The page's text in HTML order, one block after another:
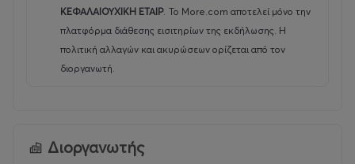
ΚΕΦΑΛΑΙΟΥΧΙΚΗ ΕΤΑΙΡ. Το More.com αποτελεί μόνο την
πλατφόρμα διάθεσης εισιτηρίων της εκδήλωσης. Η
πολιτική αλλαγών και ακυρώσεων ορίζεται από τον
διοργανωτή.
Διοργανωτής